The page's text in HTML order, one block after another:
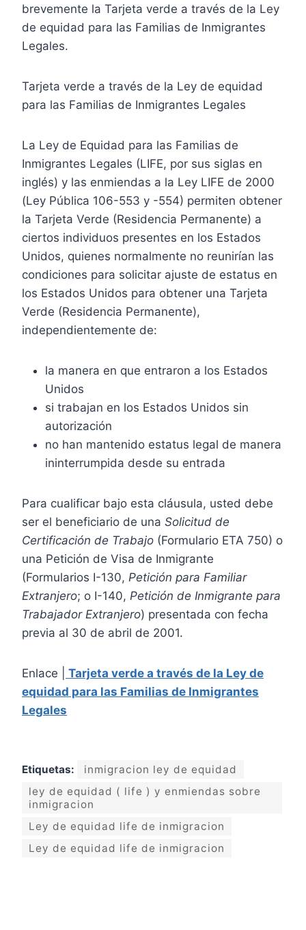
brevemente la Tarjeta verde a través de la Ley
de equidad para las Familias de Inmigrantes
Legales.
Tarjeta verde a través de la Ley de equidad
para las Familias de Inmigrantes Legales
La Ley de Equidad para las Familias de
Inmigrantes Legales (LIFE, por sus siglas en
inglés) y las enmiendas a la Ley LIFE de 2000
(Ley Pública 106-553 y -554) permiten obtener
la Tarjeta Verde (Residencia Permanente) a
ciertos individuos presentes en los Estados
Unidos, quienes normalmente no reunirían las
condiciones para solicitar ajuste de estatus en
los Estados Unidos para obtener una Tarjeta
Verde (Residencia Permanente),
independientemente de:
la manera en que entraron a los Estados
Unidos
si trabajan en los Estados Unidos sin
autorización
no han mantenido estatus legal de manera
ininterrumpida desde su entrada
Para cualificar bajo esta cláusula, usted debe
ser el beneficiario de una Solicitud de
Certificación de Trabajo (Formulario ETA 750) o
una Petición de Visa de Inmigrante
(Formularios I-130, Petición para Familiar
Extranjero; o I-140, Petición de Inmigrante para
Trabajador Extranjero) presentada con fecha
previa al 30 de abril de 2001.
Enlace |
Tarjeta verde a través de la Ley de
equidad para las Familias de Inmigrantes
Legales
Etiquetas:
inmigracion ley de equidad
ley de equidad ( life ) y enmiendas sobre
inmigracion
Ley de equidad life de inmigracion
Ley de equidad life de inmigracion